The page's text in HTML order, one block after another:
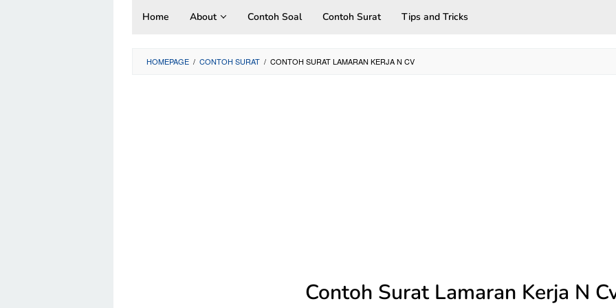
Home About Contoh Soal Contoh Surat Tips and Tricks
HOMEPAGE / CONTOH SURAT / CONTOH SURAT LAMARAN KERJA N CV
Contoh Surat Lamaran Kerja N